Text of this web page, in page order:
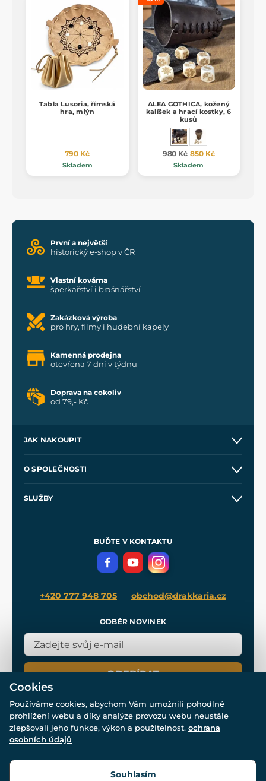
Tabla Lusoria, římská
hra, mlýn
790 Kč
Skladem
ALEA GOTHICA, kožený
kalíšek a hrací kostky, 6
kusů
980 Kč 850 Kč
Skladem
První a největší
historický e-shop v ČR
Vlastní kovárna
šperkařství i brašnářství
Zakázková výroba
pro hry, filmy i hudební kapely
Kamenná prodejna
otevřena 7 dní v týdnu
Doprava na cokoliv
od 79,- Kč
JAK NAKOUPIT
Velkoobchod
O SPOLEČNOSTI
SLUŽBY
Meče pro Kingdom Come
BUĎTE V KONTAKTU
+420 777 948 705 obchod@drakkaria.cz
ODBĚR NOVINEK
ODEBÍRAT
© Všechna práva vyhrazena. www.drakkaria.cz 2007-2026.
Cookies
Používáme cookies, abychom Vám umožnili pohodlné
prohlížení webu a díky analýze provozu webu neustále
zlepšovali jeho funkce, výkon a použitelnost. ochrana
osobních údajů
Souhlasím